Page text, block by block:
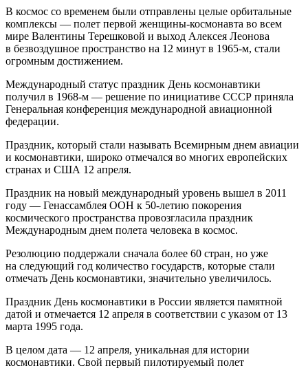
В космос со временем были отправлены целые орбитальные
комплексы — полет первой женщины-космонавта во всем
мире Валентины Терешковой и выход Алексея Леонова
в безвоздушное пространство на 12 минут в 1965-м, стали
огромным достижением.
Международный статус праздник День космонавтики
получил в 1968-м — решение по инициативе СССР приняла
Генеральная конференция международной авиационной
федерации.
Праздник, который стали называть Всемирным днем авиации
и космонавтики, широко отмечался во многих европейских
странах и США 12 апреля.
Праздник на новый международный уровень вышел в 2011
году — Генассамблея ООН к 50-летию покорения
космического пространства провозгласила праздник
Международным днем полета человека в космос.
Резолюцию поддержали сначала более 60 стран, но уже
на следующий год количество государств, которые стали
отмечать День космонавтики, значительно увеличилось.
Праздник День космонавтики в России является памятной
датой и отмечается 12 апреля в соответствии с указом от 13
марта 1995 года.
В целом дата — 12 апреля, уникальная для истории
космонавтики. Свой первый пилотируемый полет